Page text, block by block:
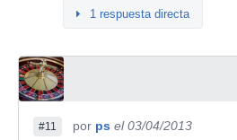
1 respuesta directa
#11 por ps el 03/04/2013